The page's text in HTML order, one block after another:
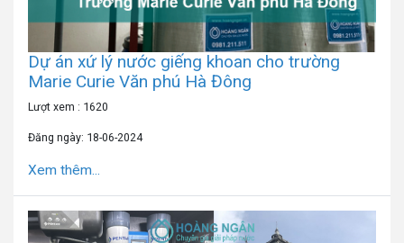
Dự án xứ lý nước giếng khoan cho trường
Marie Curie Văn phú Hà Đông
Lượt xem : 1620
Đăng ngày: 18-06-2024
Xem thêm...